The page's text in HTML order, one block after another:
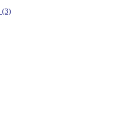
(3)